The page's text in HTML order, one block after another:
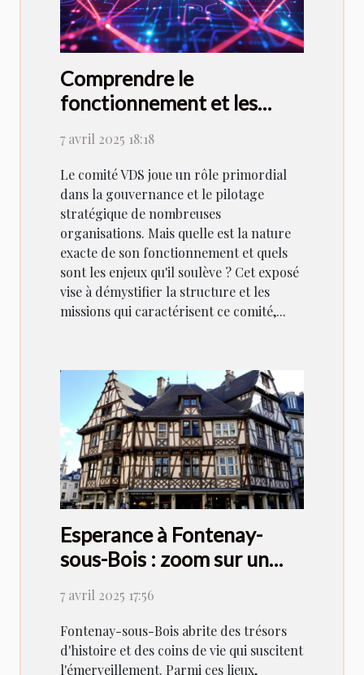
Comprendre le
fonctionnement et les
7 avril 2025 18:18
Le comité VDS joue un rôle primordial
dans la gouvernance et le pilotage
stratégique de nombreuses
organisations. Mais quelle est la nature
exacte de son fonctionnement et quels
sont les enjeux qu'il soulève ? Cet exposé
vise à démystifier la structure et les
missions qui caractérisent ce comité,...
Esperance à Fontenay-
sous-Bois : zoom sur un
vie
7 avril 2025 17:56
Fontenay-sous-Bois abrite des trésors
d'histoire et des coins de vie qui suscitent
l'émerveillement. Parmi ces lieux,